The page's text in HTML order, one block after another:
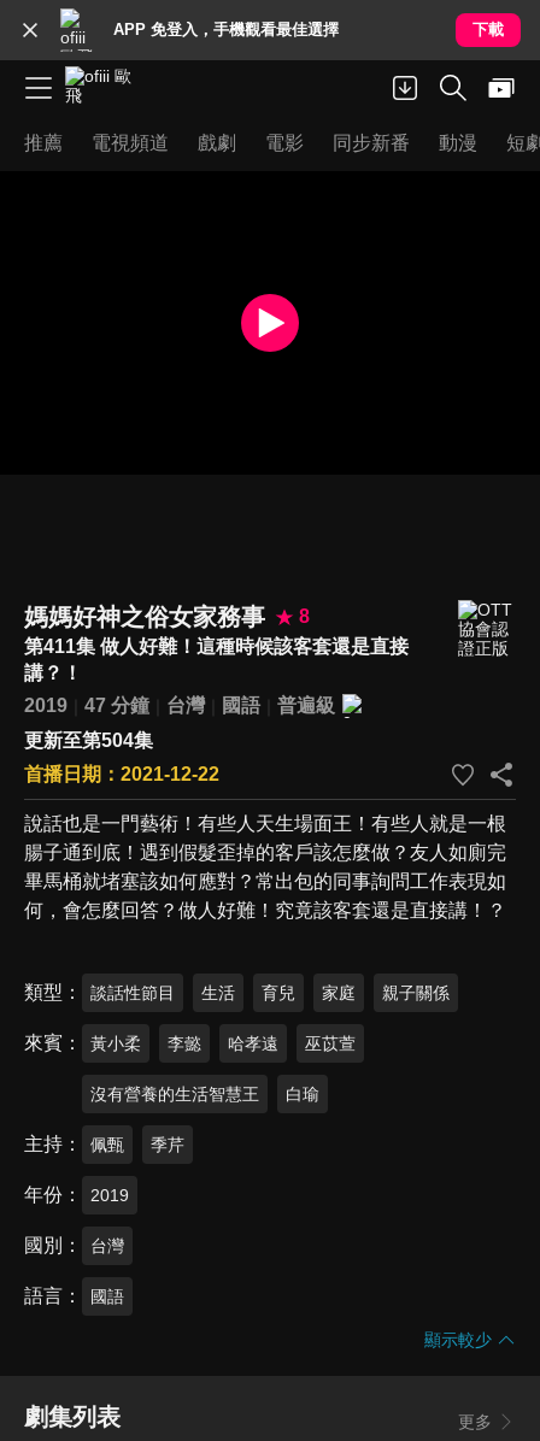
APP 免登入，手機觀看最佳選擇 下載
推薦 電視頻道 戲劇 電影 同步新番 動漫 短
媽媽好神之俗女家務事
8
第411集 做人好難！這種時候該客套還是直接
講？！
2019
47 分鐘 台灣 國語
普遍級
更新至第504集
首播日期：2021-12-22
說話也是一門藝術！有些人天生場面王！有些人就是一根
腸子通到底！遇到假髮歪掉的客戶該怎麼做？友人如廁完
畢馬桶就堵塞該如何應對？常出包的同事詢問工作表現如
何，會怎麼回答？做人好難！究竟該客套還是直接講！？
類型 談話性節目 生活 育兒 家庭 親子關係
來賓 黃小柔 李懿 哈孝遠 巫苡萱
沒有營養的生活智慧王 白瑜
主持 佩甄 季芹
年份 2019
國別 台灣
語言 國語
顯示較少
劇集列表 更多